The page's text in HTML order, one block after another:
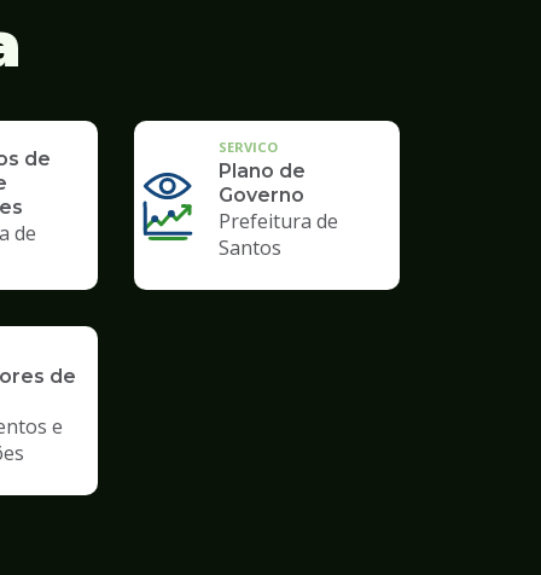
de
de
SERVICO
Plano de
Governo
Prefeitura de
Santos
de
e